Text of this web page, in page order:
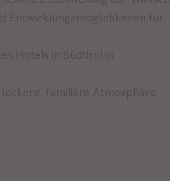
Entwicklungsmöglichkeiten für
Hotels in Südtirol in
familiäre Atmosphäre